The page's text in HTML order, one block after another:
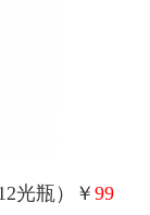
光瓶）￥ 99